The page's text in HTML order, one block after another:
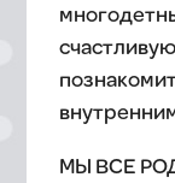
МЫ ВСЕ